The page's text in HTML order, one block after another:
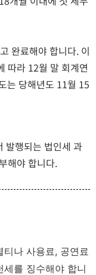
완료해야 합니다. 이
따라 12월 말 회계연
는 당해년도 11월 15
발행되는 법인세 과
해야 합니다.
나 사용료, 공연료
를 징수해야 합니